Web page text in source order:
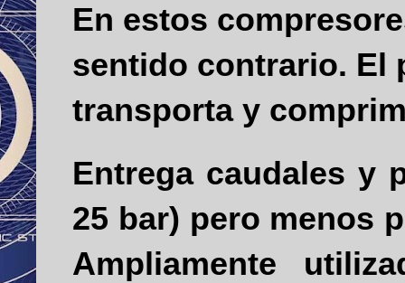
En estos
sentido contrario. El
transporta y
Entrega caudales y
25 bar) pero menos
Ampliamente